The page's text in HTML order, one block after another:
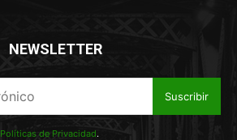
NEWSLETTER
Suscribir
Políticas de Privacidad.